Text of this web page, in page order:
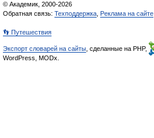
© Академик, 2000-2026
Обратная связь: Техподдержка Реклама на сайте
👣 Путешествия
Экспорт словарей на сайты , сделанные на PHP,
WordPress, MODx.